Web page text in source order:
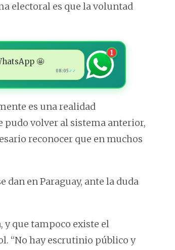
electoral es que la voluntad
🤩
08:05 ✓✓
1
es una realidad
pudo volver al sistema anterior,
reconocer que en muchos
dan en Paraguay, ante la duda
y que tampoco existe el
“No hay escrutinio público y